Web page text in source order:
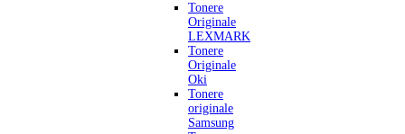
Tonere
Originale
LEXMARK
Tonere
Originale
Oki
Tonere
originale
Samsung